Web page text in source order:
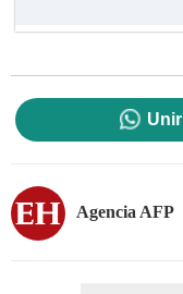
Agencia AFP